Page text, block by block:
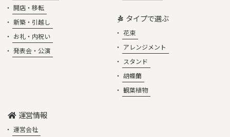
開店・移転
新築・引越し
お礼・内祝い
発表会・公演
タイプで選ぶ
花束
アレンジメント
スタンド
胡蝶蘭
観葉植物
運営情報
運営会社